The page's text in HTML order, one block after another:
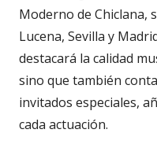
Moderno de Chiclana,
Lucena, Sevilla y
destacará la calidad
sino que también
invitados especiales,
cada actuación.